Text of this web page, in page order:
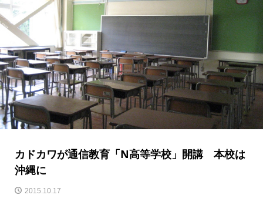
カドカワが通信教育「N高等学校」開講 本校は
沖縄に
2015.10.17